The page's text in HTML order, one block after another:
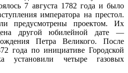
7 августа 1782 года и было
императора на престол.
предусмотрены проектом. Их
другой юбилейной дате —
Петра Великого. После
года по инициативе Городской
установили четыре газовых